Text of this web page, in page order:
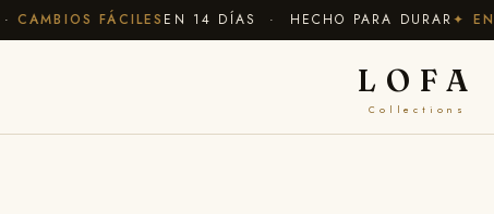
CAMBIOS FÁCILESEN 14 DÍAS · HECHO PARA DURAR✦
LOFA
Collections